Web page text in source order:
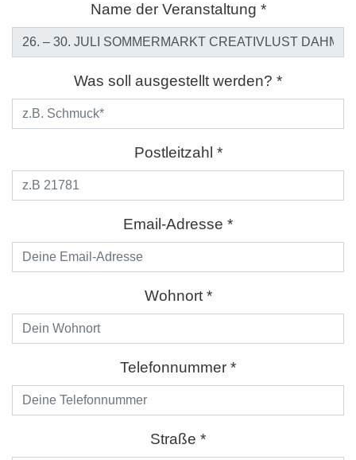
Name der Veranstaltung *
Was soll ausgestellt werden? *
Postleitzahl *
Email-Adresse *
Wohnort *
Telefonnummer *
Straße *